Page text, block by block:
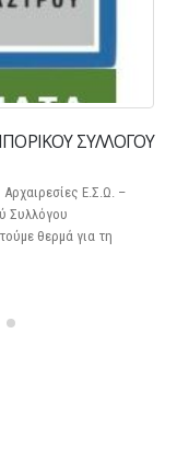
ΣΥΛΛΟΓΟΥ
Ε.Σ.Ω. –
Συλλόγου
θερμά για τη